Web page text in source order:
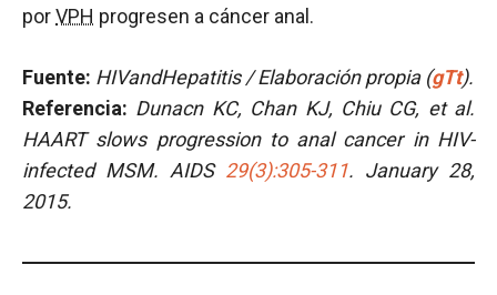
porVPH progresen a cáncer anal.
Fuente: HIVandHepatitis / Elaboración propia (gTt).
Referencia: Dunacn KC, Chan KJ, Chiu CG, et al.
HAART slows progression to anal cancer in HIV-
infected MSM. AIDS 29(3):305-311. January 28,
2015.